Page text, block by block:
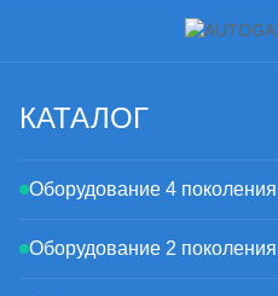
КАТАЛОГ
Оборудование 4 поколения
Оборудование 2 поколения